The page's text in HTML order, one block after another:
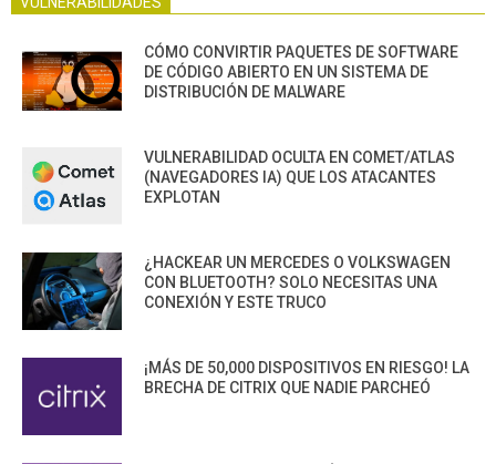
CÓMO CONVIRTIR PAQUETES DE SOFTWARE
DE CÓDIGO ABIERTO EN UN SISTEMA DE
DISTRIBUCIÓN DE MALWARE
VULNERABILIDAD OCULTA EN COMET/ATLAS
(NAVEGADORES IA) QUE LOS ATACANTES
EXPLOTAN
¿HACKEAR UN MERCEDES O VOLKSWAGEN
CON BLUETOOTH? SOLO NECESITAS UNA
CONEXIÓN Y ESTE TRUCO
¡MÁS DE 50,000 DISPOSITIVOS EN RIESGO! LA
BRECHA DE CITRIX QUE NADIE PARCHEÓ